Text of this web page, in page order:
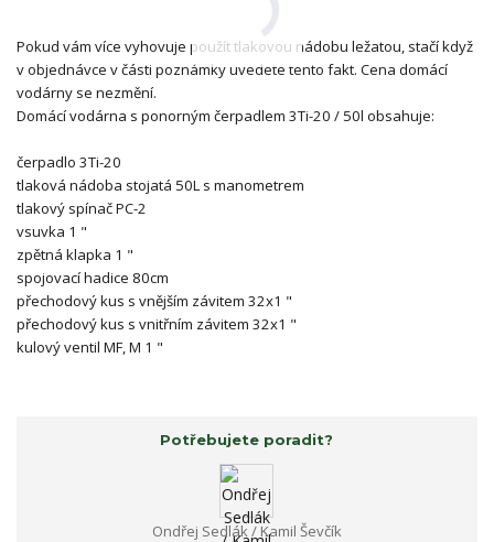
Pokud vám více vyhovuje použít tlakovou nádobu ležatou, stačí když
v objednávce v části poznámky uvedete tento fakt. Cena domácí
vodárny se nezmění.
Domácí vodárna s ponorným čerpadlem 3Ti-20 / 50l obsahuje:
čerpadlo 3Ti-20
tlaková nádoba stojatá 50L s manometrem
tlakový spínač PC-2
vsuvka 1 "
zpětná klapka 1 "
spojovací hadice 80cm
přechodový kus s vnějším závitem 32x1 "
přechodový kus s vnitřním závitem 32x1 "
kulový ventil MF, M 1 "
Potřebujete poradit?
Ondřej Sedlák / Kamil Ševčík